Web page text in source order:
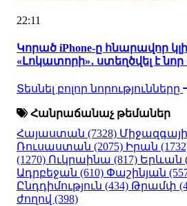
22:11
Կորած iPhone-ը հնարավոր
«Լոկատորի»․ ստեղծվել է նոր
Տեսնել բոլոր նորությունները
Հանրաճանաչ թեմաներ
Հայաստան (7328)
Ռուսաստան (2075) Իրան
(1270) Ուկրաինա (817) Երևան
Ադրբեջան (610) Փաշինյան
Ընդդիմություն (434) Թրամփ
ժողով (398)